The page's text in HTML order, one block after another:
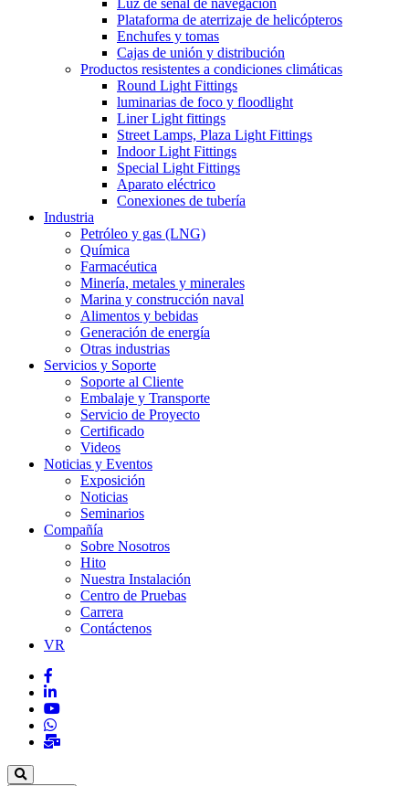
Luz de señal de navegación
Plataforma de aterrizaje de helicópteros
Enchufes y tomas
Cajas de unión y distribución
Productos resistentes a condiciones climáticas
Round Light Fittings
luminarias de foco y floodlight
Liner Light fittings
Street Lamps, Plaza Light Fittings
Indoor Light Fittings
Special Light Fittings
Aparato eléctrico
Conexiones de tubería
Industria
Petróleo y gas (LNG)
Química
Farmacéutica
Minería, metales y minerales
Marina y construcción naval
Alimentos y bebidas
Generación de energía
Otras industrias
Servicios y Soporte
Soporte al Cliente
Embalaje y Transporte
Servicio de Proyecto
Certificado
Videos
Noticias y Eventos
Exposición
Noticias
Seminarios
Compañía
Sobre Nosotros
Hito
Nuestra Instalación
Centro de Pruebas
Carrera
Contáctenos
VR